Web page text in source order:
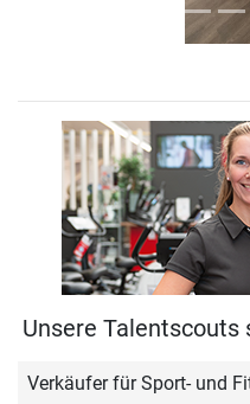
Unsere Talentscouts
Verkäufer für Sport- und